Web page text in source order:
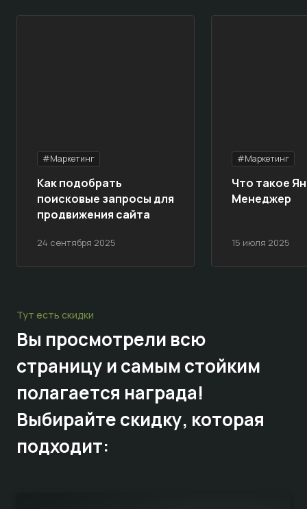
#Маркетинг
24 сентября 2025
Как подобрать
поисковые запросы для
продвижения сайта
#Маркетинг
15 июля 2025
Что такое
Менеджер
Тут есть скидки
Вы просмотрели всю
страницу и самым стойким
полагается награда!
Выбирайтескидку, которая
подходит: